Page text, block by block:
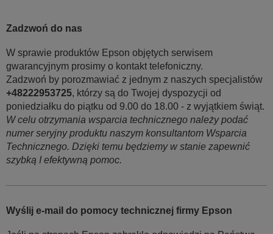
Zadzwoń do nas
W sprawie produktów Epson objętych serwisem
gwarancyjnym prosimy o kontakt telefoniczny.
Zadzwoń by porozmawiać z jednym z naszych specjalistów
+48222953725, którzy są do Twojej dyspozycji od
poniedziałku do piątku od 9.00 do 18.00 - z wyjątkiem świąt.
W celu otrzymania wsparcia technicznego należy podać
numer seryjny produktu naszym konsultantom Wsparcia
Technicznego. Dzięki temu będziemy w stanie zapewnić
szybką I efektywną pomoc.
Wyślij e-mail do pomocy technicznej firmy Epson